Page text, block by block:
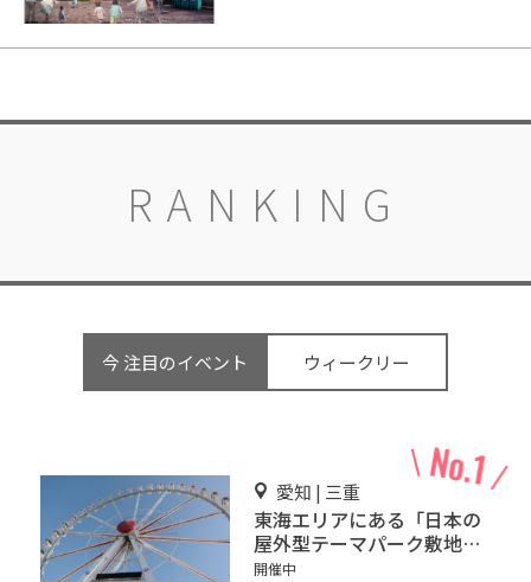
RANKING
今 注目のイベント ウィークリー
愛知 | 三重
東海エリアにある「日本の
屋外型テーマパーク敷地面
積ランキング」入りしてい
開催中